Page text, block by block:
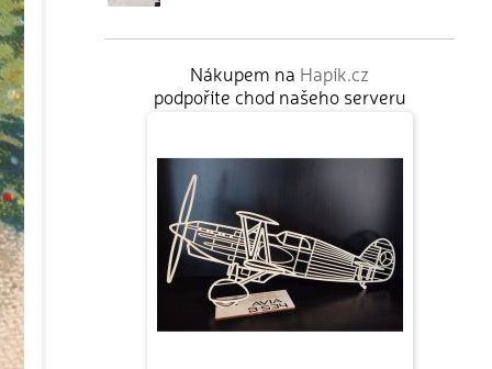
Nákupem na Hapík.cz
podpoříte chod našeho serveru